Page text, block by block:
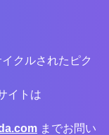
クルされたピク
イトは
までお問い